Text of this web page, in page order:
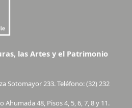
las Artes y el Patrimonio
Sotomayor 233. Teléfono: (32) 232
Ahumada 48, Pisos 4, 5, 6, 7, 8 y 11.